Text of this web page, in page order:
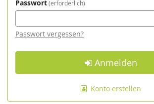
Passwort erforderlich
Passwort vergessen?
Anmelden
Konto erstellen